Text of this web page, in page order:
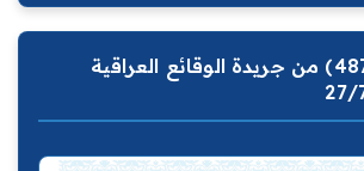
صدر العدد (4875) من جريدة الوقائع العراقية